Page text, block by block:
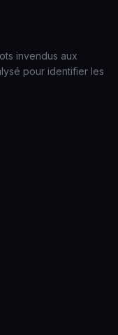
invendus aux
pour identifier les